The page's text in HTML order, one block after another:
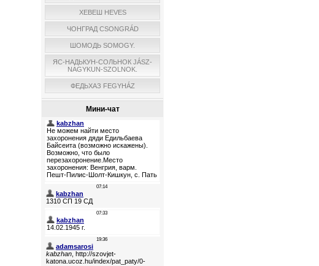
ХЕВЕШ HEVES
ЧОНГРАД CSONGRÁD
ШОМОДЬ SOMOGY.
ЯС-НАДЬКУН-СОЛЬНОК JÁSZ-
NAGYKUN-SZOLNOK.
ФЕДЬХАЗ FEGYHÁZ
Мини-чат